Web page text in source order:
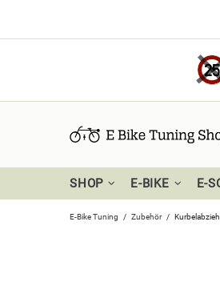
SHOP E-BIKE E-
E-Bike Tuning Zubehör